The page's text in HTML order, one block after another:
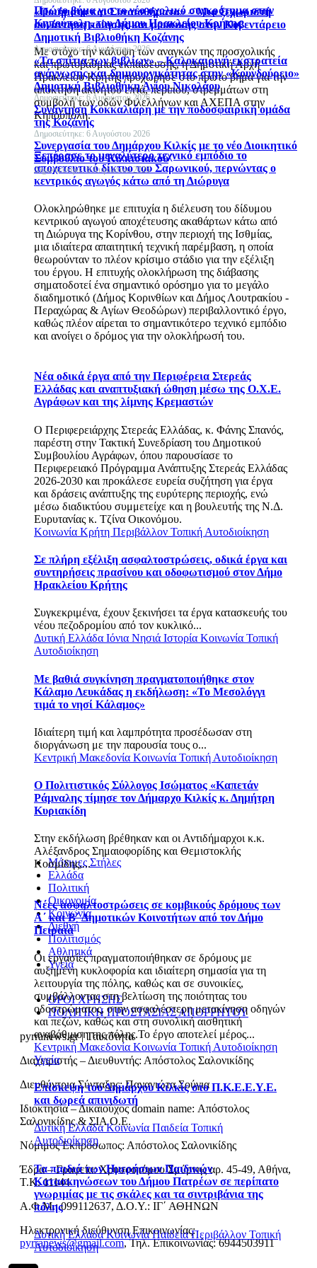
Πρώτο βήμα για το νέο σχολικό συγκρότημα στην
Κηπούπολη, του Δήμου Ηρακλείου Κρήτης
Με στόχο την κάλυψη των αναγκών της προσχολικής
και πρωτοβάθμιας εκπαίδευσης, η Δημοτική Αρχή
Ηρακλείου Κρήτης προχώρησε στο πρώτο βήμα για την
απόκτηση ακινήτου επτά, περίπου, στρεμμάτων στη
συμβολή των οδών Φιλελλήνων και ΑΧΕΠΑ στην
Κηπούπολη.
Ξεπέρασε το μεγαλύτερο τεχνικό εμπόδιο το
αποχετευτικό δίκτυο του Σαρωνικού, περνώντας ο
κεντρικός αγωγός κάτω από τη Διώρυγα
Ολοκληρώθηκε με επιτυχία η διέλευση του δίδυμου
κεντρικού αγωγού αποχέτευσης ακαθάρτων κάτω από
τη Διώρυγα της Κορίνθου, στην περιοχή της Ισθμίας,
μια ιδιαίτερα απαιτητική τεχνική παρέμβαση, η οποία
θεωρούνταν το πλέον κρίσιμο στάδιο για την εξέλιξη
του έργου. Η επιτυχής ολοκλήρωση της διάβασης
σηματοδοτεί ένα σημαντικό ορόσημο για το μεγάλο
διαδημοτικό (Δήμος Κορινθίων και Δήμος Λουτρακίου -
Περαχώρας & Αγίων Θεοδώρων) περιβαλλοντικό έργο,
καθώς πλέον αίρεται το σημαντικότερο τεχνικό εμπόδιο
και ανοίγει ο δρόμος για την ολοκλήρωσή του.
Νέα οδικά έργα από την Περιφέρεια Στερεάς
Ελλάδας και αναπτυξιακή ώθηση μέσω της Ο.Χ.Ε.
Αγράφων και της λίμνης Κρεμαστών
Ο Περιφερειάρχης Στερεάς Ελλάδας, κ. Φάνης Σπανός,
παρέστη στην Τακτική Συνεδρίαση του Δημοτικού
Συμβουλίου Αγράφων, όπου παρουσίασε το
Περιφερειακό Πρόγραμμα Ανάπτυξης Στερεάς Ελλάδας
2026-2030 και προκάλεσε ευρεία συζήτηση για έργα
και δράσεις ανάπτυξης της ευρύτερης περιοχής, ενώ
μέσω διαδικτύου συμμετείχε και η βουλευτής της Ν.Δ.
Ευρυτανίας κ. Τζίνα Οικονόμου.
Κοινωνία Κρήτη Περιβάλλον Τοπική Αυτοδιοίκηση
Σε πλήρη εξέλιξη ασφαλτοστρώσεις, οδικά έργα και
συντηρήσεις πρασίνου και οδοφωτισμού στον Δήμο
Ηρακλείου Κρήτης
Συγκεκριμένα, έχουν ξεκινήσει τα έργα κατασκευής του
νέου πεζοδρομίου από τον κυκλικό...
Δυτική Ελλάδα Ιόνια Νησιά Ιστορία Κοινωνία Τοπική
Αυτοδιοίκηση
Με βαθιά συγκίνηση πραγματοποιήθηκε στον
Κάλαμο Λευκάδας η εκδήλωση: «Το Μεσολόγγι
τιμά το νησί Κάλαμος»
Ιδιαίτερη τιμή και λαμπρότητα προσέδωσαν στη
διοργάνωση με την παρουσία τους ο...
Κεντρική Μακεδονία Κοινωνία Τοπική Αυτοδιοίκηση
Ο Πολιτιστικός Σύλλογος Ισώματος «Καπετάν
Ράμναλης τίμησε τον Δήμαρχο Κιλκίς κ. Δημήτρη
Κυριακίδη
Στην εκδήλωση βρέθηκαν και οι Αντιδήμαρχοι κ.κ.
Αλέξανδρος Σημαιοφορίδης και Θεμιστοκλής
Κοσμίδης,...
Νέες ασφαλτοστρώσεις σε κομβικούς δρόμους των
Α΄ και Β΄ Δημοτικών Κοινοτήτων από τον Δήμο
Πειραιά
Οι εργασίες πραγματοποιήθηκαν σε δρόμους με
αυξημένη κυκλοφορία και ιδιαίτερη σημασία για τη
λειτουργία της πόλης, καθώς και σε συνοικίες,
συμβάλλοντας στη βελτίωση της ποιότητας του
οδοστρώματος, στην ασφαλέστερη μετακίνηση οδηγών
και πεζών, καθώς και στη συνολική αισθητική
αναβάθμιση της πόλης.Το έργο αποτελεί μέρος...
Κεντρική Μακεδονία Κοινωνία Τοπική Αυτοδιοίκηση
Υγεία
Επίσκεψη του Δημάρχου Κιλκίς στο Π.Κ.Ε.Ε.Υ.Ε.
και δωρεά απινιδωτή
Δυτική ΕλλάδαΚοινωνία Παιδεία Τοπική
Αυτοδιοίκηση
Τα παιδιά των Ημερήσιων Παιδικών
Κατασκηνώσεων του Δήμου Πατρέων σε περίπατο
γνωριμίας με τις σκάλες και τα σιντριβάνια της
πόλης
Δυτική ΕλλάδαΚοινωνίαΠαιδείαΠεριβάλλον Τοπική
Αυτοδιοίκηση
«Ποιήματα και Συναισθήματα» – Μια ξεχωριστή
συνάντηση ποίησης και μουσικής στην Κοβεντάρειο
Δημοτική Βιβλιοθήκη Κοζάνης
Δημοσιεύτηκε: 6 Αυγούστου 2026
«Τα σπίτια των βιβλίων» – Καλοκαιρινή εκστρατεία
ανάγνωσης και δημιουργικότητας στην «Κουνδούρειο»
Δημοτική Βιβλιοθήκη Αγίου Νικολάου
Δημοσιεύτηκε: 6 Αυγούστου 2026
Συνάντηση Κοκκαλιάρη με την ποδοσφαιρική ομάδα
της Κοζάνης
Δημοσιεύτηκε: 6 Αυγούστου 2026
Συνεργασία του Δημάρχου Κιλκίς με το νέο Διοικητικό
Συμβούλιο του Κιλκισιακού
Δημοσιεύτηκε: 6 Αυγούστου 2026
Μόνιμες Στήλες
Ελλάδα
Πολιτική
Οικονομία
Κοινωνία
Διεθνή
Πολιτισμός
Αθλητικά
Υγεία
ΟΡΟΙ ΧΡΗΣΗΣ
ΠΟΛΙΤΙΚΗ ΠΡΟΣΤΑΣΙΑΣ ΑΠΟΡΡΗΤΟΥ
pyrranews.gr | Ταυτότητα
Διαχειριστής – Διευθυντής: Απόστολος Σαλονικίδης
Διευθύντρια Σύνταξης: Παναγιώτα Σούγια
Ιδιοκτησία – Δικαιούχος domain name: Απόστολος
Σαλονικίδης & ΣΙΑ Ο.Ε.
Νόμιμος Εκπρόσωπος: Απόστολος Σαλονικίδης
Έδρα – Γραφεία: Χρυσοστόμου Σμύρνης αρ. 45-49, Αθήνα,
Τ.Κ. 11144
Α.Φ.Μ.: 099112637, Δ.Ο.Υ.: ΙΓ΄ ΑΘΗΝΩΝ
Ηλεκτρονική διεύθυνση Επικοινωνίας:
pyrranews@gmail.com, Τηλ. Επικοινωνίας: 6944503911